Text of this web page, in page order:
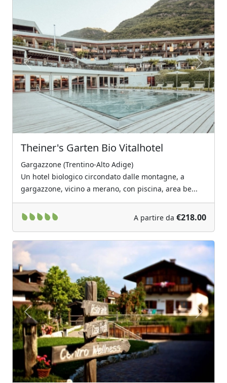
Previous Next
Theiner's Garten Bio Vitalhotel
Gargazzone (Trentino-Alto Adige)
Un hotel biologico circondato dalle montagne, a
gargazzone, vicino a merano, con piscina, area be...
A partire da €218.00
Previous Next